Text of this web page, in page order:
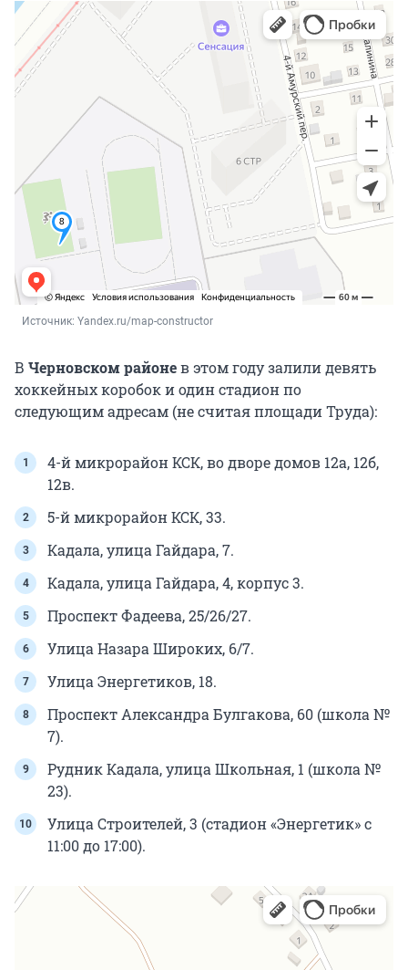
Источник: Yandex.ru/map-constructor
В Черновском районев этом году залили девять
хоккейных коробок и один стадион по
следующим адресам (не считая площади Труда):
4-й микрорайон КСК, во дворе домов 12а, 12б,
12в.
5-й микрорайон КСК, 33.
Кадала, улица Гайдара, 7.
Кадала, улица Гайдара, 4, корпус 3.
Проспект Фадеева, 25/26/27.
Улица Назара Широких, 6/7.
Улица Энергетиков, 18.
Проспект Александра Булгакова, 60 (школа №
7).
Рудник Кадала, улица Школьная, 1 (школа №
23).
Улица Строителей, 3 (стадион «Энергетик» с
11:00 до 17:00).